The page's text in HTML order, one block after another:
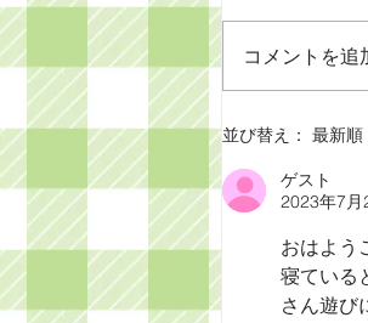
ちょっとそ
コメントを
並び替え： 最新順
ゲスト
2023年7月
おはよう
寝ている
さん遊び